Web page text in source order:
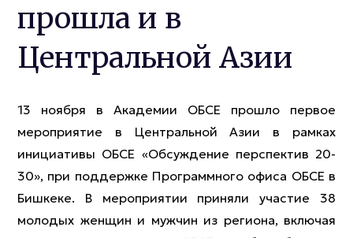
прошла и в
Центральной Азии
13 ноября в Академии ОБСЕ прошло первое
мероприятие в Центральной Азии в рамках
инициативы ОБСЕ «Обсуждение перспектив 20-
30», при поддержке Программного офиса ОБСЕ в
Бишкеке. В мероприятии приняли участие 38
молодых женщин и мужчин из региона, включая